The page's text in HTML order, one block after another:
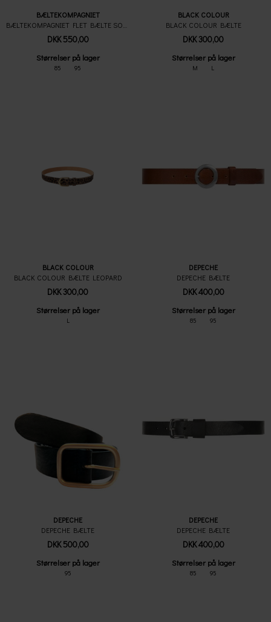
Størrelser på lager
85 95
BÆLTEKOMPAGNIET
DKK 550,00
Størrelser på lager
M L
BLACK COLOUR
BLACK COLOUR BÆLTE
DKK 300,00
Størrelser på lager
L
BLACK COLOUR
BLACK COLOUR BÆLTE LEOPARD
DKK 300,00
Størrelser på lager
85 95
DEPECHE
DEPECHE BÆLTE
DKK 400,00
Størrelser på lager
95
DEPECHE
DEPECHE BÆLTE
DKK 500,00
Størrelser på lager
85 95
DEPECHE
DEPECHE BÆLTE
DKK 400,00